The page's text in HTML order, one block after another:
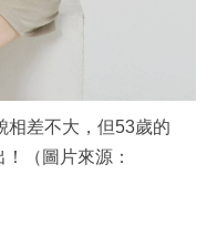
相差不大，但53歲的
（圖片來源：